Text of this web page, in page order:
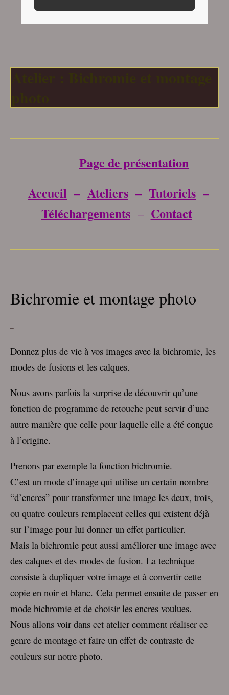
Page de présentation
Accueil – Ateliers – Tutoriels –
Téléchargements– Contact
–
Bichromie et montage photo
–
Donnez plus de vie à vos images avec la bichromie, les
modes de fusions et les calques.
Nous avons parfois la surprise de découvrir qu’une
fonction de programme de retouche peut servir d’une
autre manière que celle pour laquelle elle a été conçue
à l’origine.
Prenons par exemple la fonction bichromie.
C’est un mode d’image qui utilise un certain nombre
“d’encres” pour transformer une image les deux, trois,
ou quatre couleurs remplacent celles qui existent déjà
sur l’image pour lui donner un effet particulier.
Mais la bichromie peut aussi améliorer une image avec
des calques et des modes de fusion. La technique
consiste à dupliquer votre image et à convertir cette
copie en noir et blanc. Cela permet ensuite de passer en
mode bichromie et de choisir les encres voulues.
Nous allons voir dans cet atelier comment réaliser ce
genre de montage et faire un effet de contraste de
couleurs sur notre photo.